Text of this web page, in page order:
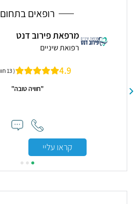
רופאים בתחום
מרפאת פירוב דנט
רפואת שיניים
( 13 חוות דעת )
"חוויה טובה"
קראו עליי